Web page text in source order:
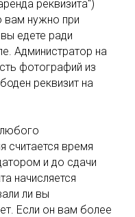
реквизита")
вам нужно при
едете ради
Администратор на
фотографий из
реквизит на
считается время
и до сдачи
начисляется
ли вы
Если он вам более